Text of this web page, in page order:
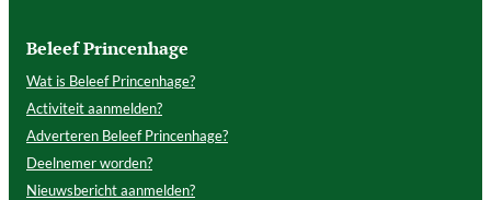
Beleef Princenhage
Wat is Beleef Princenhage?
Activiteit aanmelden?
Adverteren Beleef Princenhage?
Deelnemer worden?
Nieuwsbericht aanmelden?